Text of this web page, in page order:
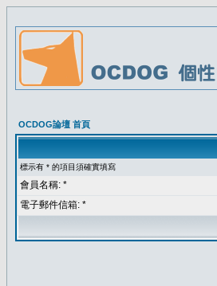
OCDOG論壇 首頁
標示有 * 的項目須確實填寫
會員名稱: *
電子郵件信箱: *